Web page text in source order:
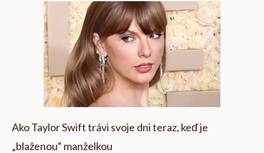
Ako Taylor Swift trávi svoje dni teraz, keď je
„blaženou“ manželkou